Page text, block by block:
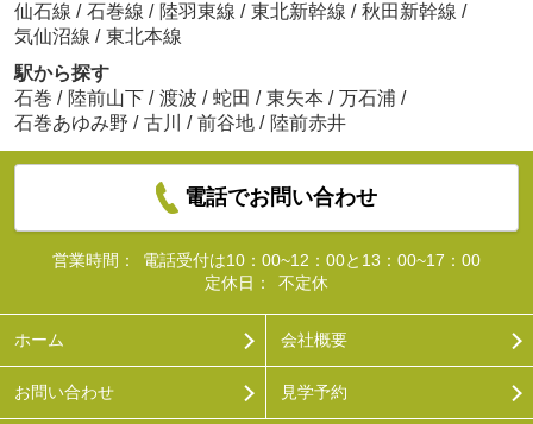
仙石線 / 石巻線 / 陸羽東線 / 東北新幹線 / 秋田新幹線 /
気仙沼線 / 東北本線
駅から探す
石巻 / 陸前山下 / 渡波 / 蛇田 / 東矢本 / 万石浦 /
石巻あゆみ野 / 古川 / 前谷地 / 陸前赤井
電話でお問い合わせ
営業時間：
電話受付は10：00~12：00と13：00~17：00
定休日：
不定休
ホーム 会社概要
お問い合わせ 見学予約